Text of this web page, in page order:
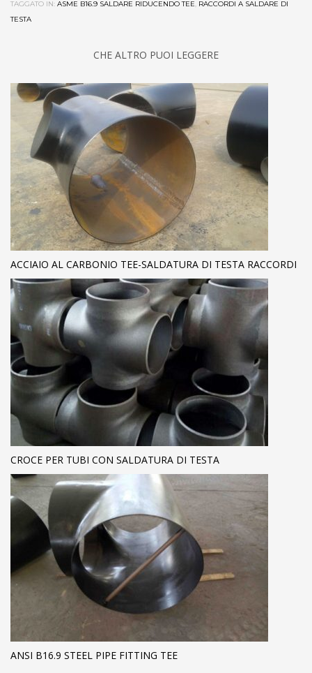
TAGGATO IN: ASME B16.9 SALDARE RIDUCENDO TEE, RACCORDI A SALDARE DI
TESTA
CHE ALTRO PUOI LEGGERE
ACCIAIO AL CARBONIO TEE-SALDATURA DI TESTA RACCORDI
CROCE PER TUBI CON SALDATURA DI TESTA
ANSI B16.9 STEEL PIPE FITTING TEE